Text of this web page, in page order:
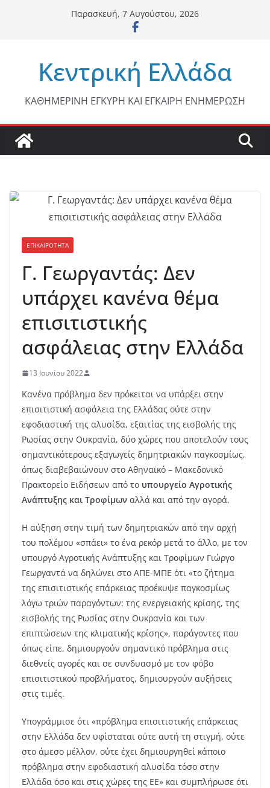
Παρασκευή, 7 Αυγούστου, 2026
Κεντρική Ελλάδα
ΚΑΘΗΜΕΡΙΝΗ ΕΓΚΥΡΗ ΚΑΙ ΕΓΚΑΙΡΗ ΕΝΗΜΕΡΩΣΗ
ΕΠΙΚΑΙΡΟΤΗΤΑ
Γ. Γεωργαντάς: Δεν
υπάρχει κανένα θέμα
επισιτιστικής
ασφάλειας στην Ελλάδα
13 Ιουνίου 2022
Κανένα πρόβλημα δεν πρόκειται να υπάρξει στην
επισιτιστική ασφάλεια της Ελλάδας ούτε στην
εφοδιαστική της αλυσίδα, εξαιτίας της εισβολής της
Ρωσίας στην Ουκρανία, δύο χώρες που αποτελούν τους
σημαντικότερους εξαγωγείς δημητριακών παγκοσμίως,
όπως διαβεβαιώνουν στο Αθηναϊκό – Μακεδονικό
Πρακτορείο Ειδήσεων από το υπουργείο Αγροτικής
Ανάπτυξης και Τροφίμων αλλά και από την αγορά.
Η αύξηση στην τιμή των δημητριακών από την αρχή
του πολέμου «σπάει» το ένα ρεκόρ μετά το άλλο, με τον
υπουργό Αγροτικής Ανάπτυξης και Τροφίμων Γιώργο
Γεωργαντά να δηλώνει στο ΑΠΕ-ΜΠΕ ότι «το ζήτημα
της επισιτιστικής επάρκειας προέκυψε παγκοσμίως
λόγω τριών παραγόντων: της ενεργειακής κρίσης, της
εισβολής της Ρωσίας στην Ουκρανία και των
επιπτώσεων της κλιματικής κρίσης», παράγοντες που
όπως είπε, δημιουργούν σημαντικό πρόβλημα στις
διεθνείς αγορές και σε συνδυασμό με τον φόβο
επισιτιστικού προβλήματος, δημιουργούν αυξήσεις
στις τιμές.
Υπογράμμισε ότι «πρόβλημα επισιτιστικής επάρκειας
στην Ελλάδα δεν υφίσταται ούτε αυτή τη στιγμή, ούτε
στο άμεσο μέλλον, ούτε έχει δημιουργηθεί κάποιο
πρόβλημα στην εφοδιαστική αλυσίδα τόσο στην
Ελλάδα όσο και στις χώρες της ΕΕ» και συμπλήρωσε ότι